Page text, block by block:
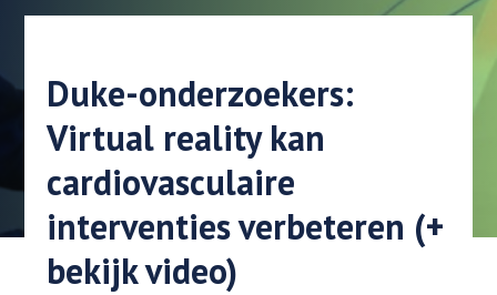
Duke-onderzoekers:
Virtual reality kan
cardiovasculaire
interventies verbeteren (+
bekijk video)